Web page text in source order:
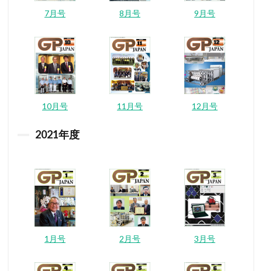
7月号 8月号 9月号
10月号 11月号 12月号
2021年度
1月号 2月号 3月号